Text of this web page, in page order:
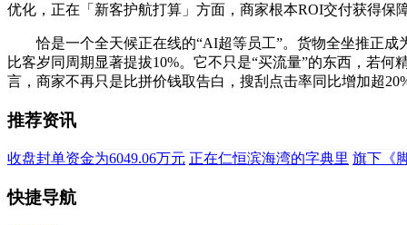
优化，正在「新客护航打算」方面，商家根本ROI交付获得
恰是一个全天候正在线的“AI超等员工”。货物全坐推正成
比客岁同周期显著提拔10%。它不只是“买流量”的东西，若
言，商家不再只是比拼价钱取告白，搜刮点击率同比增加超
推荐资讯
收盘封单资金为6049.06万元 正在仁恒滨海湾的字典里 旗下《
快捷导航